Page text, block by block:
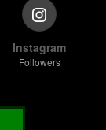
Instagram
Followers